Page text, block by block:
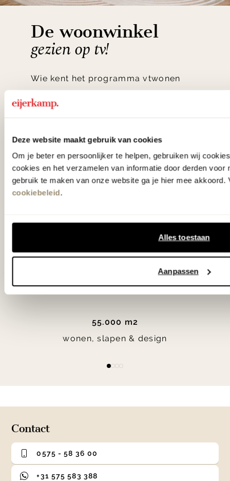
Deze website maakt gebruik van cookies
Om je beter en persoonlijker te helpen, gebruiken wij
cookies en het verzamelen van informatie door derden voor
gebruik te maken van onze website ga je hier mee akkoord.
cookiebeleid.
Alles toestaan
Aanpassen
De woonwinkel
gezien op tv!
Wie kent het programma vtwonen
hebben met liefde de mooiste woon-,
samengesteld met de mooiste
klassiekers en de nieuwste ontwerpen
in verrassende materialen en kleuren!
bereken je route.
Woonwinkel Zutphen
55.000 m2
wonen, slapen & design
Contact
0575 - 58 36 00
+31 575 583 388